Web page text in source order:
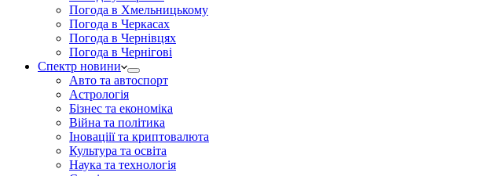
Погода в Хмельницькому
Погода в Черкасах
Погода в Чернівцях
Погода в Чернігові
Спектр новини
Авто та автоспорт
Астрологія
Бізнес та економіка
Війна та політика
Іноваціії та криптовалюта
Культура та освіта
Наука та технологія